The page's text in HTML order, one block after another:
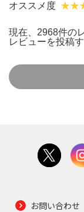
オススメ度
現在、2968件の
レビューを投稿
お問い合わせ